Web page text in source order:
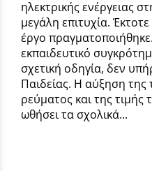
ηλεκτρικής ενέργειας
μεγάλη επιτυχία.
έργο
εκπαιδευτικό
σχετική οδηγία, δεν
Παιδείας. Η αύξηση της
ρεύματος και της τιμής
ωθήσει τα σχολικά...